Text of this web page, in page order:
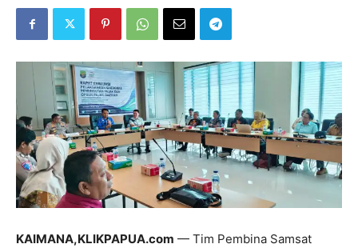
KAIMANA,KLIKPAPUA.com — Tim Pembina Samsat